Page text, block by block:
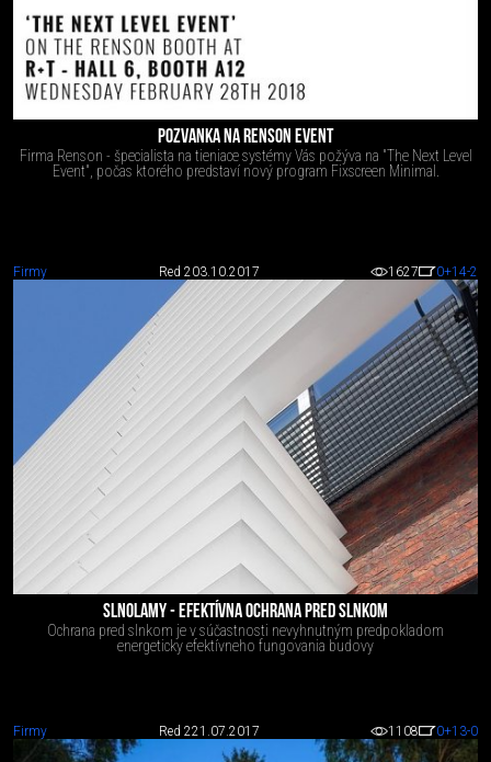
POZVANKA NA RENSON EVENT
Firma Renson - špecialista na tieniace systémy Vás požýva na "The Next Level
Event", počas ktorého predstaví nový program Fixscreen Minimal.
Firmy Red 2 03.10.2017 1627 0+14-2
SLNOLAMY - EFEKTÍVNA OCHRANA PRED SLNKOM
Ochrana pred slnkom je v súčastnosti nevyhnutným predpokladom
energeticky efektívneho fungovania budovy
Firmy Red 221.07.2017 1108 0+13-0